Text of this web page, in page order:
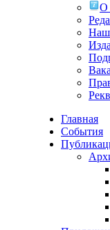
О
Главная
События